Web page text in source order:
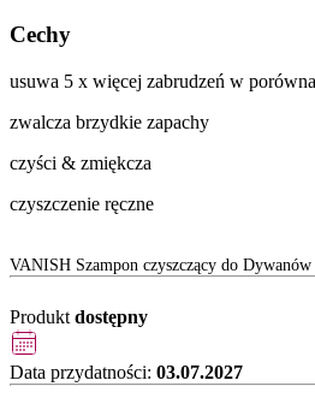
Cechy
usuwa 5 x więcej zabrudzeń w
zwalcza brzydkie zapachy
czyści & zmiękcza
czyszczenie ręczne
VANISH Szampon czyszczący do
Produkt dostępny
Data przydatności: 03.07.2027